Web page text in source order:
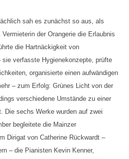
sah es zunächst so aus, als
der Orangerie die Erlaubnis
die Hartnäckigkeit von
verfasste Hygienekonzepte, prüfte
organisierte einen aufwändigen
– zum Erfolg: Grünes Licht von der
verschiedene Umstände zu einer
Die sechs Werke wurden auf zwei
begleitete die Mainzer
Dirigat von Catherine Rückwardt –
– die Pianisten Kevin Kenner,